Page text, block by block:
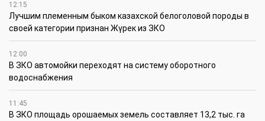
12:15
Лучшим племенным быком казахской белоголовой породы в
своей категории признан Жүрек из ЗКО
12:00
В ЗКО автомойки переходят на систему оборотного
водоснабжения
11:45
В ЗКО площадь орошаемых земель составляет 13,2 тыс. га